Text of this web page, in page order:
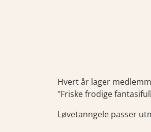
Hvert år lager
"Friske frodige
Løvetanngele passer